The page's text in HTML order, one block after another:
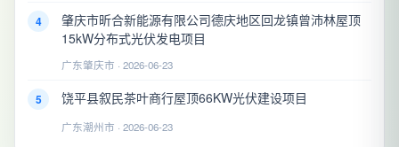
4
肇庆市昕合新能源有限公司德庆地区回龙镇曾沛林屋顶
15kW分布式光伏发电项目
广东肇庆市 · 2026-06-23
5 饶平县叙民茶叶商行屋顶66KW光伏建设项目
广东潮州市 · 2026-06-23